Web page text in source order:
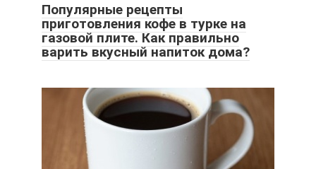
Популярные рецепты
приготовления кофе в турке на
газовой плите. Как правильно
варить вкусный напиток дома?